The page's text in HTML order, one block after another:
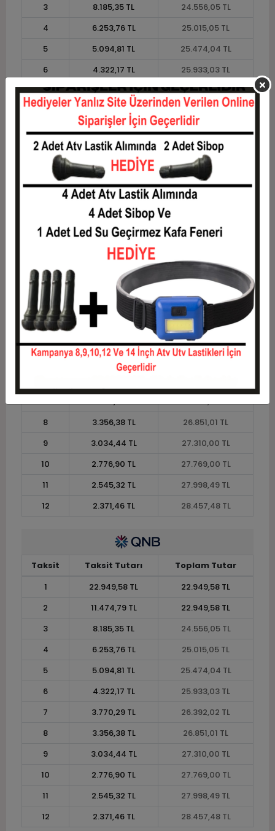
3
8.185,35 TL
24.556,05 TL
4
6.253,76 TL
25.015,05 TL
5
5.094,81 TL
25.474,04 TL
6
4.322,17 TL
25.933,03 TL
7
3.770,29 TL
26.392,02 TL
8
3.356,38 TL
9
3.034,44 TL
27.310,00 TL
10
2.776,90 TL
27.769,00 TL
2.545,32 TL
27.998,49 TL
2.371,46 TL 28.457,48 TL
Taksit Tutarı
1
22.949,58 TL
22.949,58 TL
2
11.474,79 TL
22.949,58 TL
3
8.185,35 TL
24.556,05 TL
25.015,05 TL
5
5.094,81 TL
25.474,04 TL
7
3.770,29 TL
26.392,02 TL
8
3.356,38 TL
26.851,01 TL
9
3.034,44 TL
27.310,00 TL
10
2.776,90 TL
27.769,00 TL
11
2.545,32 TL
27.998,49 TL
12
2.371,46 TL 28.457,48 TL
Taksit Taksit Tutarı
Toplam Tutar
1
22.949,58 TL
22.949,58 TL
2
11.474,79 TL
22.949,58 TL
3
8.185,35 TL
24.556,05 TL
4
6.253,76 TL
25.015,05 TL
5
5.094,81 TL
25.474,04 TL
6
4.322,17 TL
25.933,03 TL
7
3.770,29 TL
26.392,02 TL
8
3.356,38 TL
26.851,01 TL
9
3.034,44 TL
27.310,00 TL
10
2.776,90 TL
27.769,00 TL
11
2.545,32 TL
27.998,49 TL
12
2.371,46 TL 28.457,48 TL